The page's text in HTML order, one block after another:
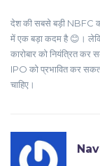
देश की सबसे बड़ी NBFC का
में एक बड़ा कदम है 😊।
कारोबार को नियंत्रित कर
IPO को प्रभावित कर
चाहिए।